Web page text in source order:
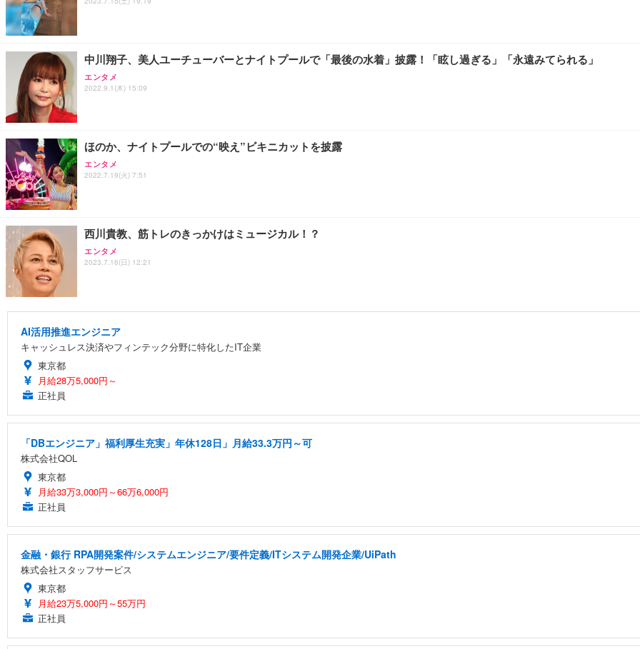
中川翔子、美人ユーチューバーとナイトプールで「最後の水着」披露！「眩し過ぎる」「永遠みてられる」
エンタメ
2022.9.1(木) 15:09
ほのか、ナイトプールでの“映え”ビキニカットを披露
エンタメ
2022.7.19(火) 7:51
西川貴教、筋トレのきっかけはミュージカル！？
エンタメ
2023.7.16(日) 12:21
AI活用推進エンジニア
キャッシュレス決済やフィンテック分野に特化したIT企業
東京都
月給28万5,000円～
正社員
「DBエンジニア」福利厚生充実」年休128日」月給33.3万円～可
株式会社QOL
東京都
月給33万3,000円～66万6,000円
正社員
金融・銀行 RPA開発案件/システムエンジニア/要件定義/ITシステム開発企業/UiPath
株式会社スタッフサービス
東京都
月給23万5,000円～55万円
正社員